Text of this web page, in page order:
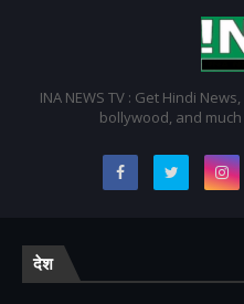
INA NEWS TV : Get Hindi
bollywood, and much
देश